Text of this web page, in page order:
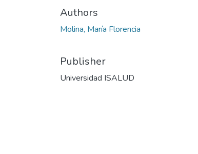
Authors
Molina, María Florencia
Publisher
Universidad ISALUD